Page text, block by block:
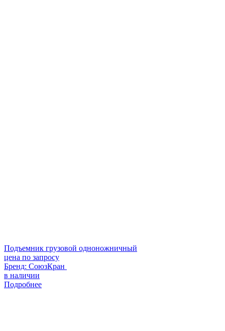
Подъемник грузовой одноножничный
цена по запросу
Бренд: СоюзКран
в наличии
Подробнее